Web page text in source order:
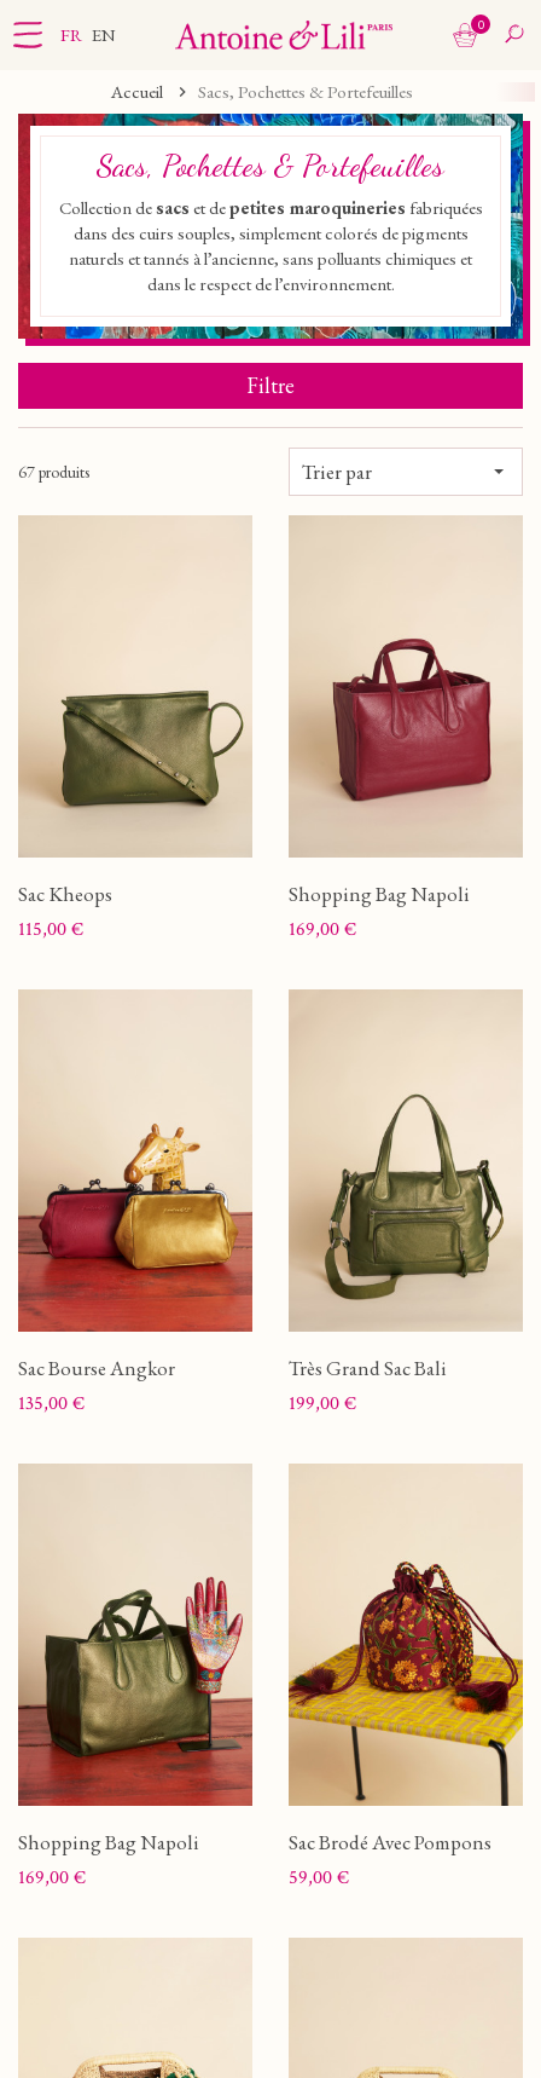
FR EN 0
Accueil Sacs, Pochettes & Portefeuilles
Sacs, Pochettes & Portefeuilles
Collection desacs et depetites maroquineries fabriquées
dans des cuirs souples, simplement colorés de pigments
naturels et tannés à l’ancienne, sans polluants chimiques et
dans le respect de l’environnement.
Filtre
67 produits Trier par
Sac Kheops
Prix
115,00 €
Shopping Bag Napoli
Prix
169,00 €
Sac Bourse Angkor
Prix
135,00 €
Très Grand Sac Bali
Prix
199,00 €
Shopping Bag Napoli
Prix
169,00 €
Sac Brodé Avec Pompons
Prix
59,00 €